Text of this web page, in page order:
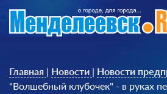
Главная | Новости | Новости
"Волшебный клубочек" - в руках